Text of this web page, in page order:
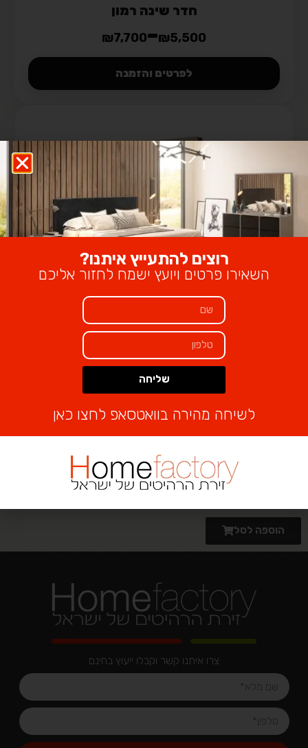
חדר שינה רמון
₪5,500
–
₪7,700
קומודה מקסיקו
הוספה לסל
צרו איתנו קשר וקבלו ייעוץ בחינם
רוצים להתעייץ איתנו?
השאירו פרטים ויועץ ישמח לחזור אליכם
שליחה
לשיחה מהירה בוואטסאפ לחצו כאן